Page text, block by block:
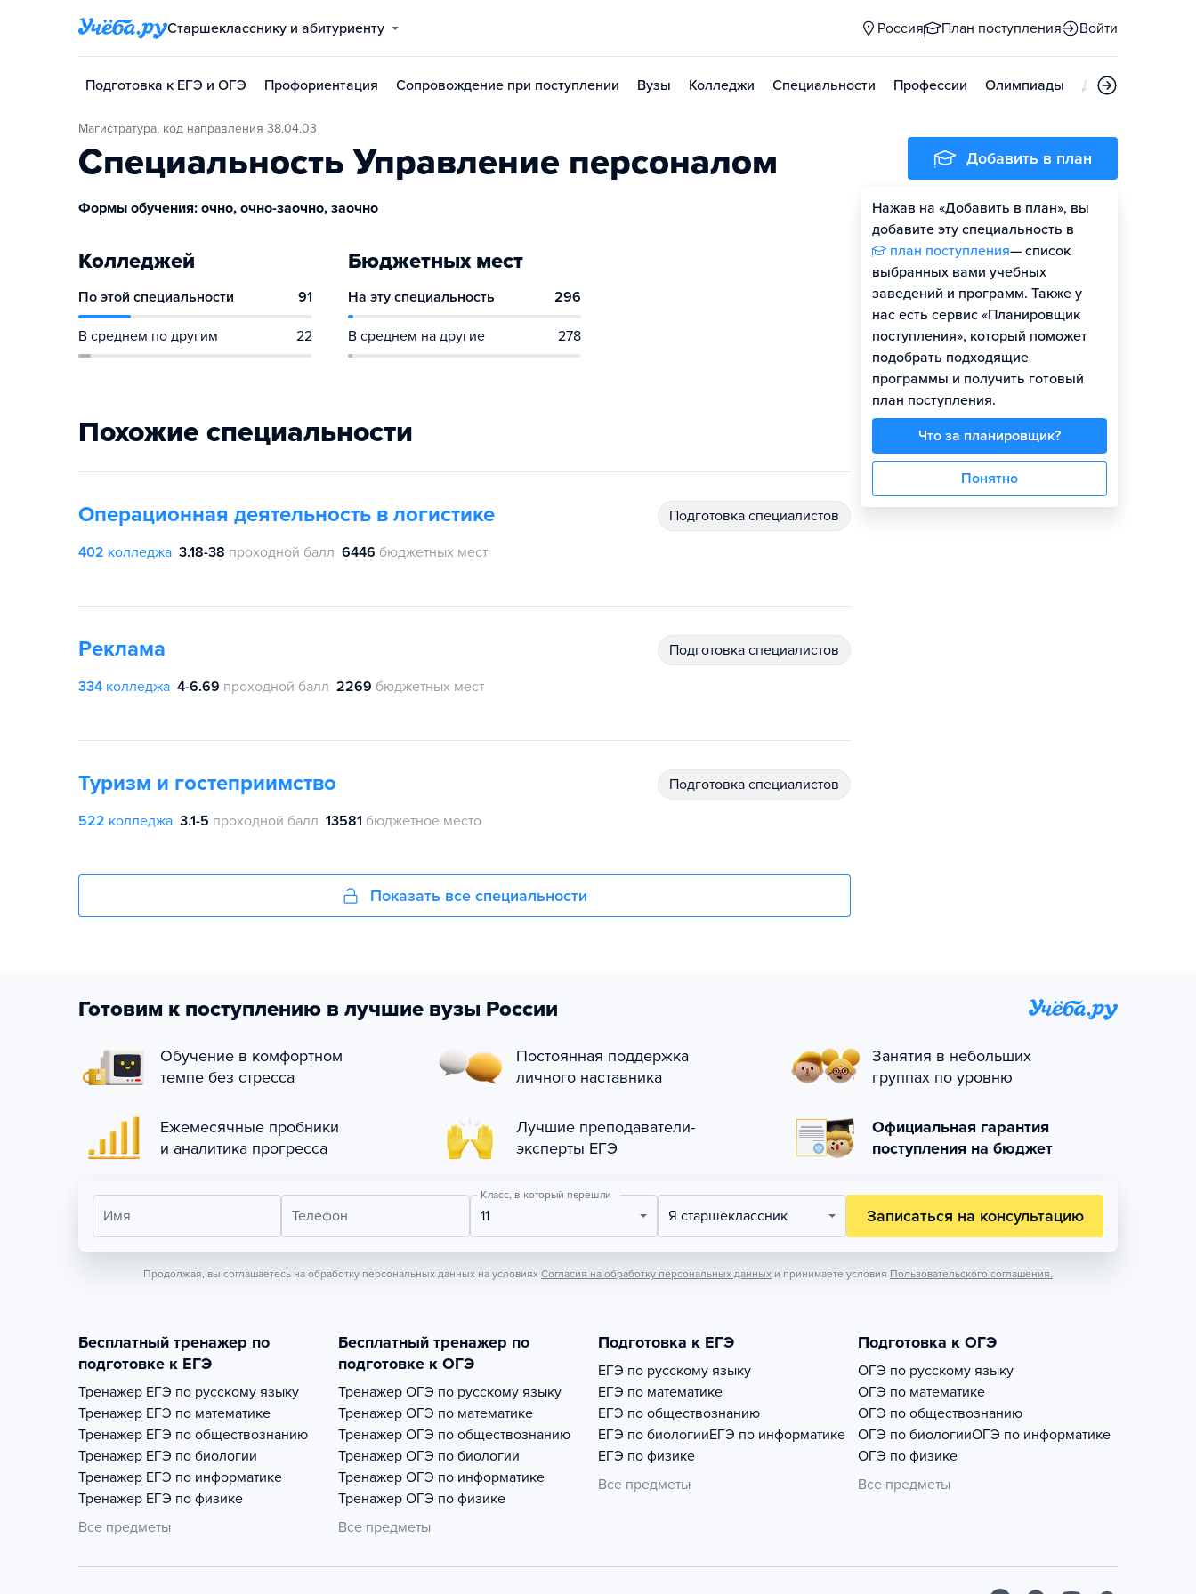
Старшекласснику и абитуриенту Россия План поступления Войти
Подготовка к ЕГЭ и ОГЭ Профориентация Сопровождение при поступлении Вузы Колледжи Специальности Профессии Олимпиады Дни открытых
Магистратура, код направления 38.04.03
Специальность Управление персоналом
Формы обучения: очно, очно-заочно, заочно
Колледжей
По этой специальности 91
В среднем по другим 22
Бюджетных мест
На эту специальность 296
В среднем на другие 278
Похожие специальности
Операционная деятельность в логистике подготовка специалистов
402 колледжа 3.18-38 проходной балл 6446 бюджетных мест
Реклама подготовка специалистов
334 колледжа 4-6.69 проходной балл 2269 бюджетных мест
Туризм и гостеприимство подготовка специалистов
522 колледжа 3.1-5 проходной балл 13581 бюджетное место
Показать все специальности
Добавить в план
Нажав на «Добавить в план», вы
добавите эту специальность в
план поступления— список
выбранных вами учебных
заведений и программ. Также у
нас есть сервис «Планировщик
поступления», который поможет
подобрать подходящие
программы и получить готовый
план поступления.
Что за планировщик?
Понятно
Готовим к поступлению в лучшие вузы России
Обучение в комфортном
темпе без стресса
Постоянная поддержка
личного наставника
Занятия в небольших
группах по уровню
Ежемесячные пробники
и аналитика прогресса
Лучшие преподаватели-
эксперты ЕГЭ
Официальная гарантия
поступления на бюджет
Имя Телефон
Класс, в который перешли
11 Я старшеклассник Записаться на консультацию
Продолжая, вы соглашаетесь на обработку персональных данных на условиях Согласия на обработку персональных данных и принимаете условия Пользовательского соглашения.
Бесплатный тренажер по
подготовке к ЕГЭ
Тренажер ЕГЭ по русскому языку
Тренажер ЕГЭ по математике
Тренажер ЕГЭ по обществознанию
Тренажер ЕГЭ по биологии
Тренажер ЕГЭ по информатике
Тренажер ЕГЭ по физике
Все предметы
Бесплатный тренажер по
подготовке к ОГЭ
Тренажер ОГЭ по русскому языку
Тренажер ОГЭ по математике
Тренажер ОГЭ по обществознанию
Тренажер ОГЭ по биологии
Тренажер ОГЭ по информатике
Тренажер ОГЭ по физике
Все предметы
Подготовка к ЕГЭ
ЕГЭ по русскому языку
ЕГЭ по математике
ЕГЭ по обществознанию
ЕГЭ по биологииЕГЭ по информатике
ЕГЭ по физике
Все предметы
Подготовка к ОГЭ
ОГЭ по русскому языку
ОГЭ по математике
ОГЭ по обществознанию
ОГЭ по биологииОГЭ по информатике
ОГЭ по физике
Все предметы